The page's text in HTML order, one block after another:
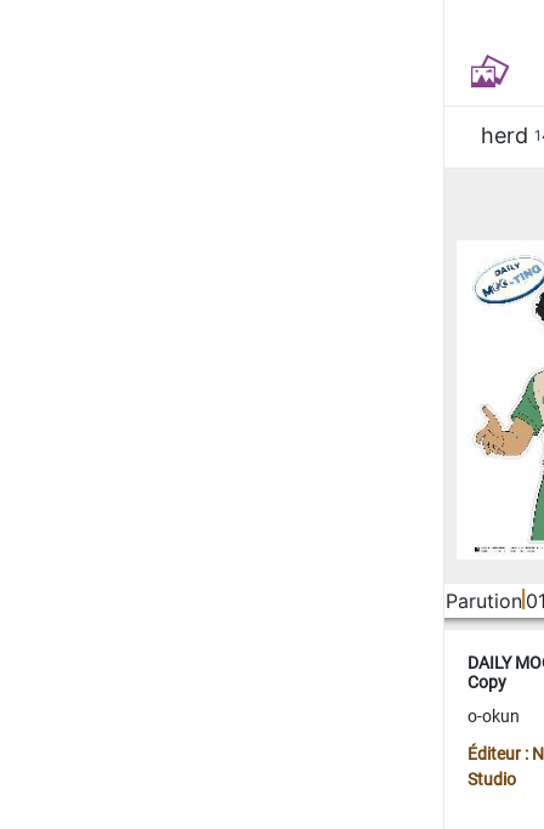
herd
Parution
DAILY
Copy
o-okun
Éditeur :
Studio